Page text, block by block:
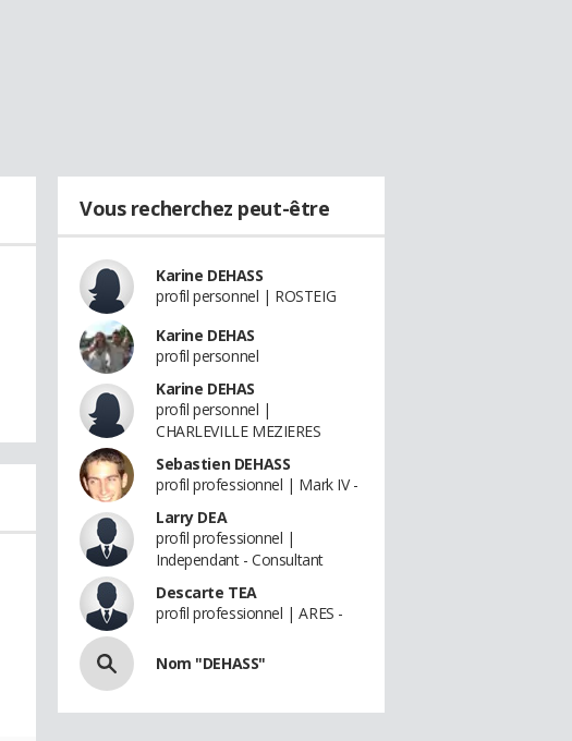
Vous recherchez peut-être
Karine DEHASS
profil personnel | ROSTEIG
Karine DEHAS
profil personnel
Karine DEHAS
profil personnel |
CHARLEVILLE MEZIERES
Sebastien DEHASS
profil professionnel | Mark IV -
Larry DEA
profil professionnel |
Independant - Consultant
Descarte TEA
profil professionnel | ARES -
Nom "DEHASS"